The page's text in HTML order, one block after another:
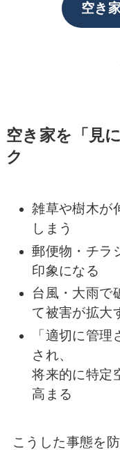
空き
空き家を「見
ク
雑草や樹木が
しまう
郵便物・チラ
印象になる
台風・大雨で
て被害が拡大
「適切に管
され、
将来的に特定
高まる
こうした事態を